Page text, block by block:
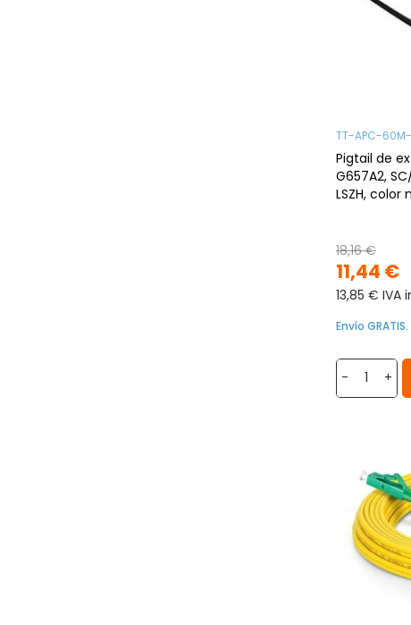
TT-APC-
Pigtail de
G657A2,
LSZH, color
11,44 €
18,16 €
13,85 € IVA
Envío
- +